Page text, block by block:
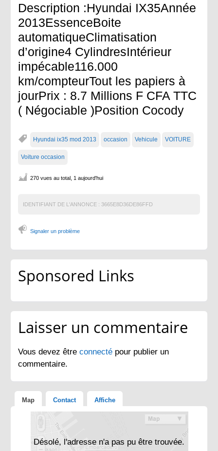
Description :Hyundai IX35Année
2013EssenceBoite
automatiqueClimatisation
d’origine4 CylindresIntérieur
impécable116.000
km/compteurTout les papiers à
jourPrix : 8.7 Millions F CFA TTC
( Négociable )Position Cocody
Hyundai ix35 mod 2013 occasion Vehicule VOITURE
Voiture occasion
270 vues au total, 1 aujourd'hui
IDENTIFIANT DE L'ANNONCE : 3665E8D36DE86FFD
Signaler un problème
Sponsored Links
Laisser un commentaire
Vous devez êtreconnecté pour publier un
commentaire.
Map Contact Affiche
Désolé, l'adresse n'a pas pu être trouvée.